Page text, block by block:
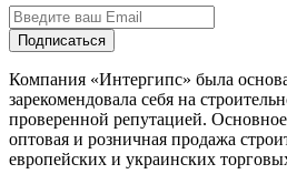
Подписаться
Компания «Интергипс» была
зарекомендовала себя на
проверенной репутацией.
оптовая и розничная продажа
европейских и украинских